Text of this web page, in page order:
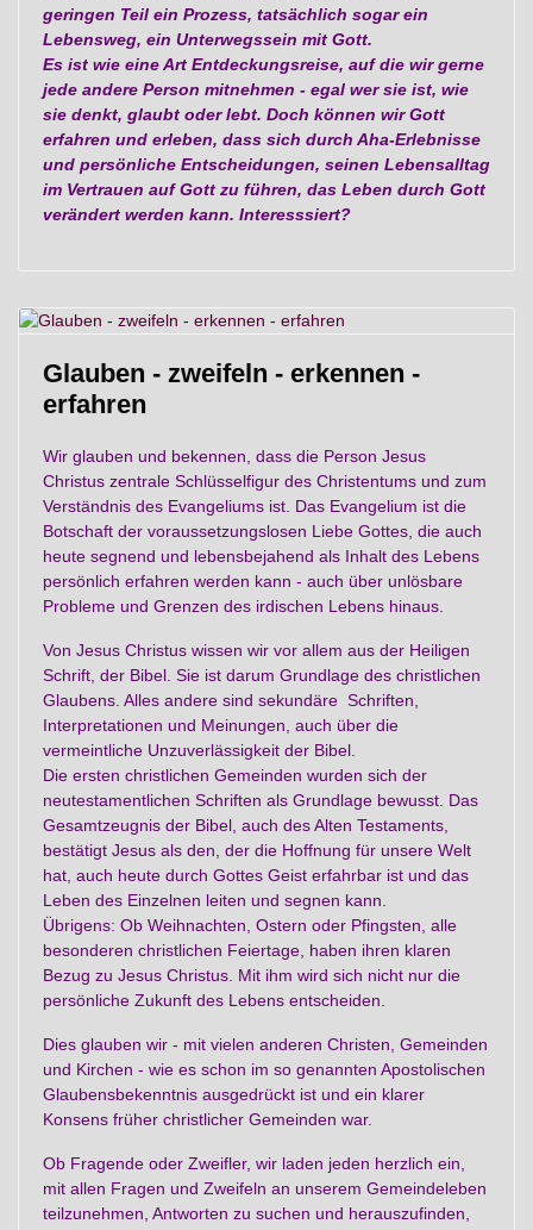
geringen Teil ein Prozess, tatsächlich sogar ein
Lebensweg, ein Unterwegssein mit Gott.
Es ist wie eine Art Entdeckungsreise, auf die wir gerne
jede andere Person mitnehmen - egal wer sie ist, wie
sie denkt, glaubt oder lebt. Doch können wir Gott
erfahren und erleben, dass sich durch Aha-Erlebnisse
und persönliche Entscheidungen, seinen Lebensalltag
im Vertrauen auf Gott zu führen, das Leben durch Gott
verändert werden kann. Interesssiert?
Glauben - zweifeln - erkennen -
erfahren
Wir glauben und bekennen, dass die Person Jesus
Christus zentrale Schlüsselfigur des Christentums und zum
Verständnis des Evangeliums ist. Das Evangelium ist die
Botschaft der voraussetzungslosen Liebe Gottes, die auch
heute segnend und lebensbejahend als Inhalt des Lebens
persönlich erfahren werden kann - auch über unlösbare
Probleme und Grenzen des irdischen Lebens hinaus.
Von Jesus Christus wissen wir vor allem aus der Heiligen
Schrift, der Bibel. Sie ist darum Grundlage des christlichen
Glaubens. Alles andere sind sekundäre Schriften,
Interpretationen und Meinungen, auch über die
vermeintliche Unzuverlässigkeit der Bibel.
Die ersten christlichen Gemeinden wurden sich der
neutestamentlichen Schriften als Grundlage bewusst. Das
Gesamtzeugnis der Bibel, auch des Alten Testaments,
bestätigt Jesus als den, der die Hoffnung für unsere Welt
hat, auch heute durch Gottes Geist erfahrbar ist und das
Leben des Einzelnen leiten und segnen kann.
Übrigens: Ob Weihnachten, Ostern oder Pfingsten, alle
besonderen christlichen Feiertage, haben ihren klaren
Bezug zu Jesus Christus. Mit ihm wird sich nicht nur die
persönliche Zukunft des Lebens entscheiden.
Dies glauben wir - mit vielen anderen Christen, Gemeinden
und Kirchen - wie es schon im so genannten Apostolischen
Glaubensbekenntnis ausgedrückt ist und ein klarer
Konsens früher christlicher Gemeinden war.
Ob Fragende oder Zweifler, wir laden jeden herzlich ein,
mit allen Fragen und Zweifeln an unserem Gemeindeleben
teilzunehmen, Antworten zu suchen und herauszufinden,